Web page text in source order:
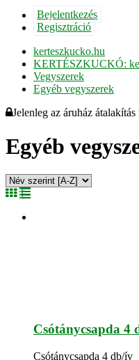
Bejelentkezés
Regisztráció
kerteszkucko.hu
KERTÉSZKUCKÓ:
Vegyszerek
Egyéb vegyszerek
Jelenleg az áruház
Egyéb
Csótánycsapda 4
Csótánycsapda 4 db/ív